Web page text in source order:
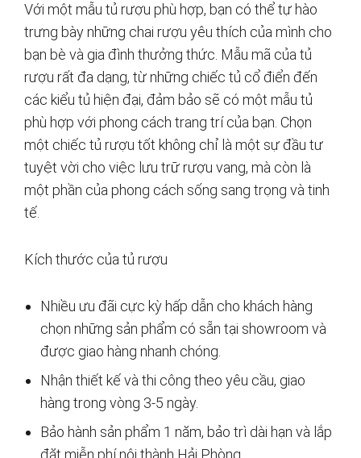
Với một mẫu tủ rượu phù hợp, bạn có thể tự hào
trưng bày những chai rượu yêu thích của mình cho
bạn bè và gia đình thưởng thức. Mẫu mã của tủ
rượu rất đa dạng, từ những chiếc tủ cổ điển đến
các kiểu tủ hiện đại, đảm bảo sẽ có một mẫu tủ
phù hợp với phong cách trang trí của bạn. Chọn
một chiếc tủ rượu tốt không chỉ là một sự đầu tư
tuyệt vời cho việc lưu trữ rượu vang, mà còn là
một phần của phong cách sống sang trọng và tinh
tế.
Kích thước của tủ rượu
Nhiều ưu đãi cực kỳ hấp dẫn cho khách hàng
chọn những sản phẩm có sẵn tại showroom và
được giao hàng nhanh chóng.
Nhận thiết kế và thi công theo yêu cầu, giao
hàng trong vòng 3-5 ngày.
Bảo hành sản phẩm 1 năm, bảo trì dài hạn và lắp